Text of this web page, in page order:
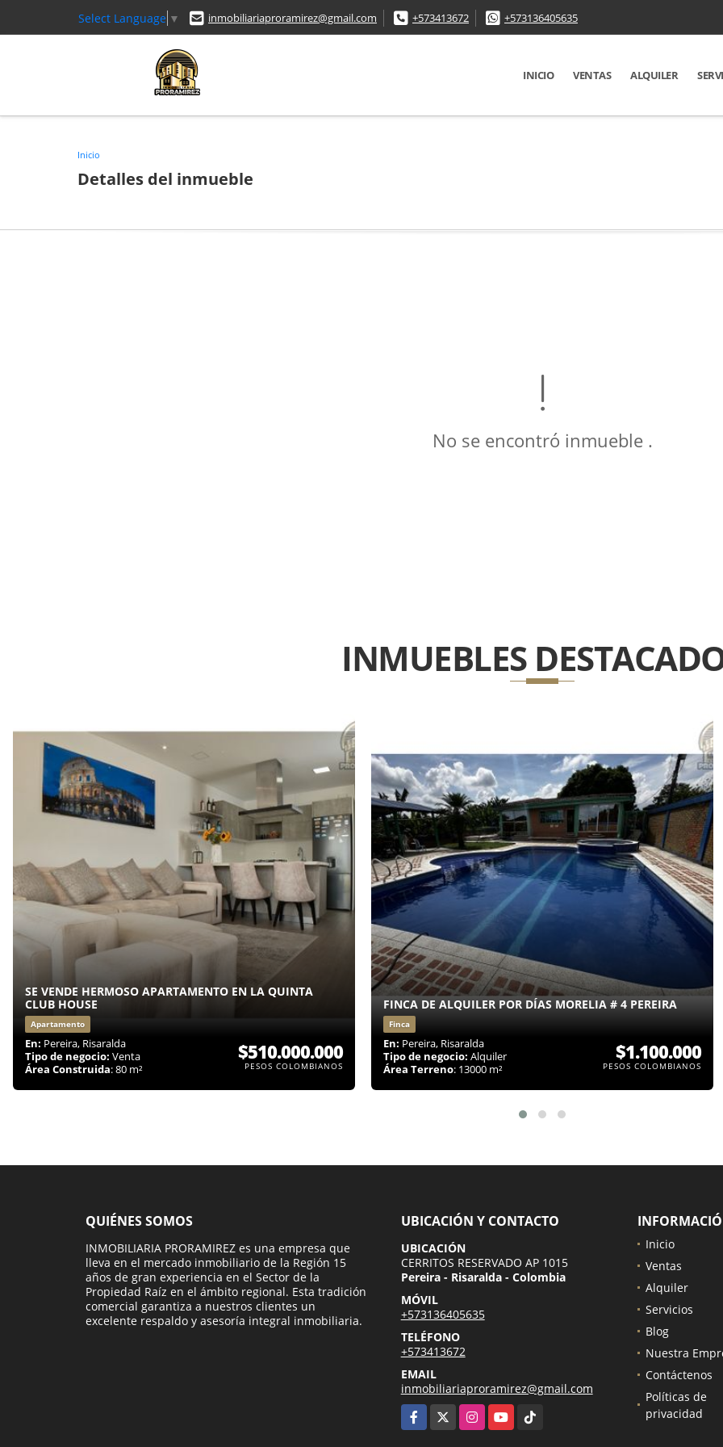
Select Language ▼ inmobiliariaproramirez@gmail.com +573413672 +573136405635
INICIO VENTAS ALQUILER
Inicio
Detalles del inmueble
No se encontró inmueble .
INMUEBLES
SE VENDE HERMOSO APARTAMENTO EN LA QUINTA
CLUB HOUSE
Apartamento
En: Pereira, Risaralda
Tipo de negocio: Venta
Área Construida: 80 m²
$510.000.000
PESOS COLOMBIANOS
FINCA DE ALQUILER POR DÍAS MORELIA # 4 PEREIRA
Finca
En: Pereira, Risaralda
Tipo de negocio: Alquiler
Área Terreno: 13000 m²
$1.100.000
PESOS COLOMBIANOS
QUIÉNES SOMOS
INMOBILIARIA PRORAMIREZ es una empresa que
lleva en el mercado inmobiliario de la Región 15
años de gran experiencia en el Sector de la
Propiedad Raíz en el ámbito regional. Esta tradición
comercial garantiza a nuestros clientes un
excelente respaldo y asesoría integral inmobiliaria.
UBICACIÓN Y CONTACTO
UBICACIÓN
CERRITOS RESERVADO AP 1015
Pereira - Risaralda - Colombia
MÓVIL
+573136405635
TELÉFONO
+573413672
EMAIL
inmobiliariaproramirez@gmail.com
Facebook
InstagramYouTubeTikTok
Inicio
Ventas
Alquiler
Servicios
Blog
Nuestra
Contáctenos
Políticas de
privacidad